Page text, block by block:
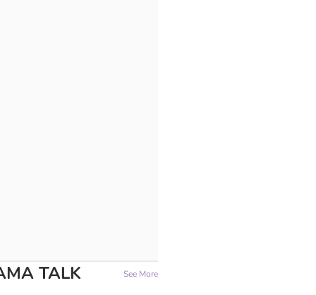
TALK See More